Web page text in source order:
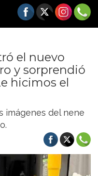
el nuevo
y sorprendió
hicimos el
imágenes del nene